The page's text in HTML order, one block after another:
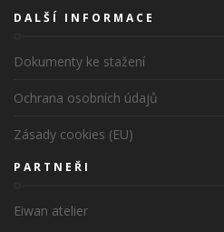
DALŠÍ INFORMACE
Dokumenty ke stažení
Ochrana osobních údajů
Zásady cookies (EU)
PARTNEŘI
Eiwan atelier